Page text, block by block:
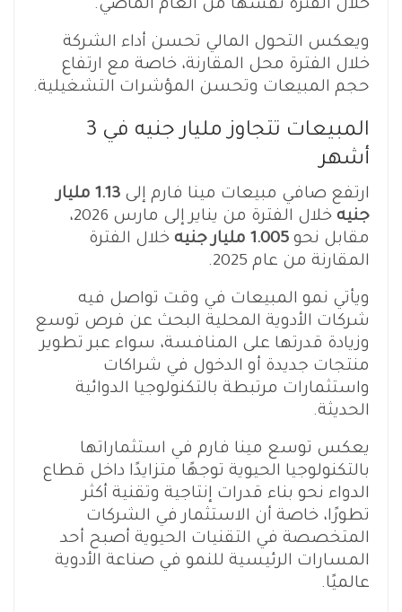
خلال الفترة نفسها من العام الماضي.
ويعكس التحول المالي تحسن أداء الشركة
خلال الفترة محل المقارنة، خاصة مع ارتفاع
حجم المبيعات وتحسن المؤشرات التشغيلية.
المبيعات تتجاوز مليار جنيه في 3
أشهر
ارتفع صافي مبيعات مينا فارم إلى
1.13 مليار
جنيه
خلال الفترة من يناير إلى مارس 2026،
مقابل نحو 1.005 مليار جنيه
خلال الفترة
المقارنة من عام 2025.
ويأتي نمو المبيعات في وقت تواصل فيه
شركات الأدوية المحلية البحث عن فرص توسع
وزيادة قدرتها على المنافسة، سواء عبر تطوير
منتجات جديدة أو الدخول في شراكات
واستثمارات مرتبطة بالتكنولوجيا الدوائية
الحديثة.
يعكس توسع مينا فارم في استثماراتها
بالتكنولوجيا الحيوية توجهًا متزايدًا داخل قطاع
الدواء نحو بناء قدرات إنتاجية وتقنية أكثر
تطورًا، خاصة أن الاستثمار في الشركات
المتخصصة في التقنيات الحيوية أصبح أحد
المسارات الرئيسية للنمو في صناعة الأدوية
عالميًا.